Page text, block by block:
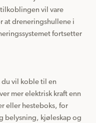
vil vare
at dreneringshullene i
fortsetter
du vil koble til en
mer elektrisk kraft enn
eller hesteboks, for
belysning, kjøleskap og